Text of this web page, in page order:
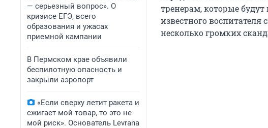
— серьезный вопрос». О
кризисе ЕГЭ, всего
образования и ужасах
приемной кампании
В Пермском крае объявили
беспилотную опасность и
закрыли аэропорт
«Если сверху летит ракета и
сжигает мой товар, то это не
мой риск». Основатель Levrana
тренерам, которые
известного
несколько громких